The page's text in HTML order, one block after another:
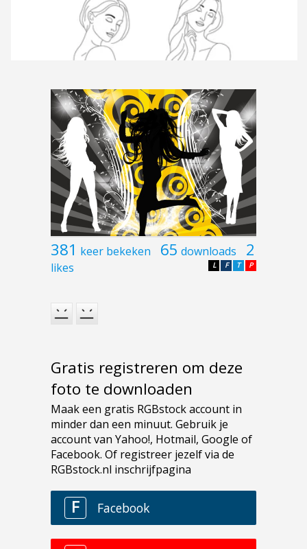
381 keer bekeken 65 downloads 2
likes P
T
F
L
Gratis registreren om deze
foto te downloaden